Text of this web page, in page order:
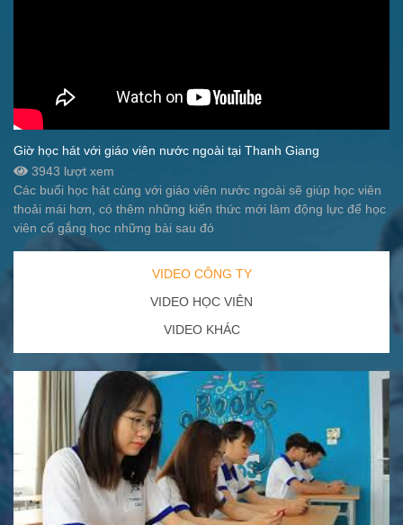
Giờ học hát với giáo viên nước ngoài tại Thanh Giang
3943 lượt xem
Các buổi học hát cùng với giáo viên nước ngoài sẽ giúp học viên
thoải mái hơn, có thêm những kiến thức mới làm động lực để học
viên cố gắng học những bài sau đó
VIDEO CÔNG TY
VIDEO HỌC VIÊN
VIDEO KHÁC